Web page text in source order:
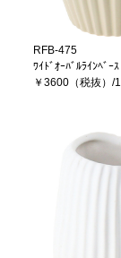
RFB-475
ﾜｲﾄﾞｵｰﾊﾞﾙﾗｲﾝﾍﾞｰ
￥3600（税抜）/